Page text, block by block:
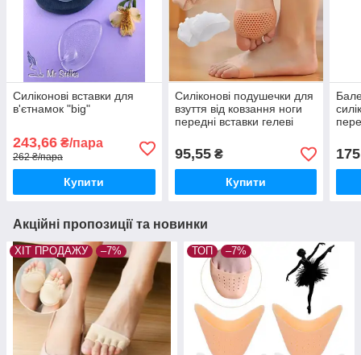
Силіконові вставки для
в'єтнамок "big"
243,66 ₴/пара
262 ₴/пара
Купити
Силіконові подушечки для
взуття від ковзання ноги
передні вставки гелеві
підборах
95,55₴
Купити
175
Акційні пропозиції та новинки
ХІТ ПРОДАЖУ –7% ТОП –7%